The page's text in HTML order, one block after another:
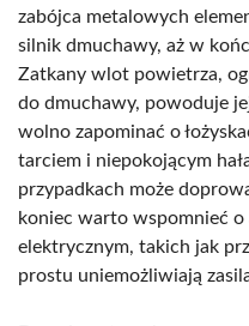
zabójca metalowych
silnik dmuchawy, aż w
Zatkany wlot powietrza,
do dmuchawy, powoduje
wolno zapominać o
tarciem i niepokojącym
przypadkach może
koniec warto wspomnieć
elektrycznym, takich jak
prostu uniemożliwiają